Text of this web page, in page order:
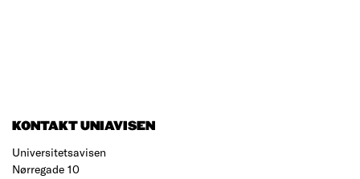
KONTAKT UNIAVISEN
Universitetsavisen
Nørregade 10